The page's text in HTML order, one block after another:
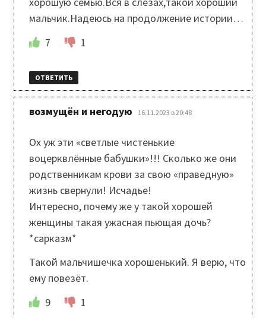
мальчик.Надеюсь на продолжение истории…
7
1
ОТВЕТИТЬ
возмущён и негодую 16.11.2023 в 20:48
Ох уж эти «светлые чистенькие
воцерквлённые бабушки»!!! Сколько же они
родственникам крови за свою «праведную»
жизнь свернули! Исчадье!
Интересно, почему же у такой хорошей
женщины такая ужасная пьющая дочь?
*сарказм*
Такой мальчишечка хорошенький. Я верю, что
ему повезёт.
9
1